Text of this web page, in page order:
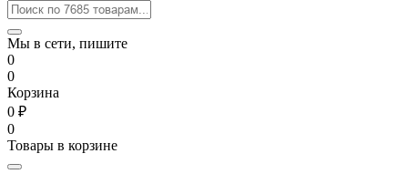
Мы в сети, пишите
0
0
Корзина
0 ₽
0
Товары в корзине